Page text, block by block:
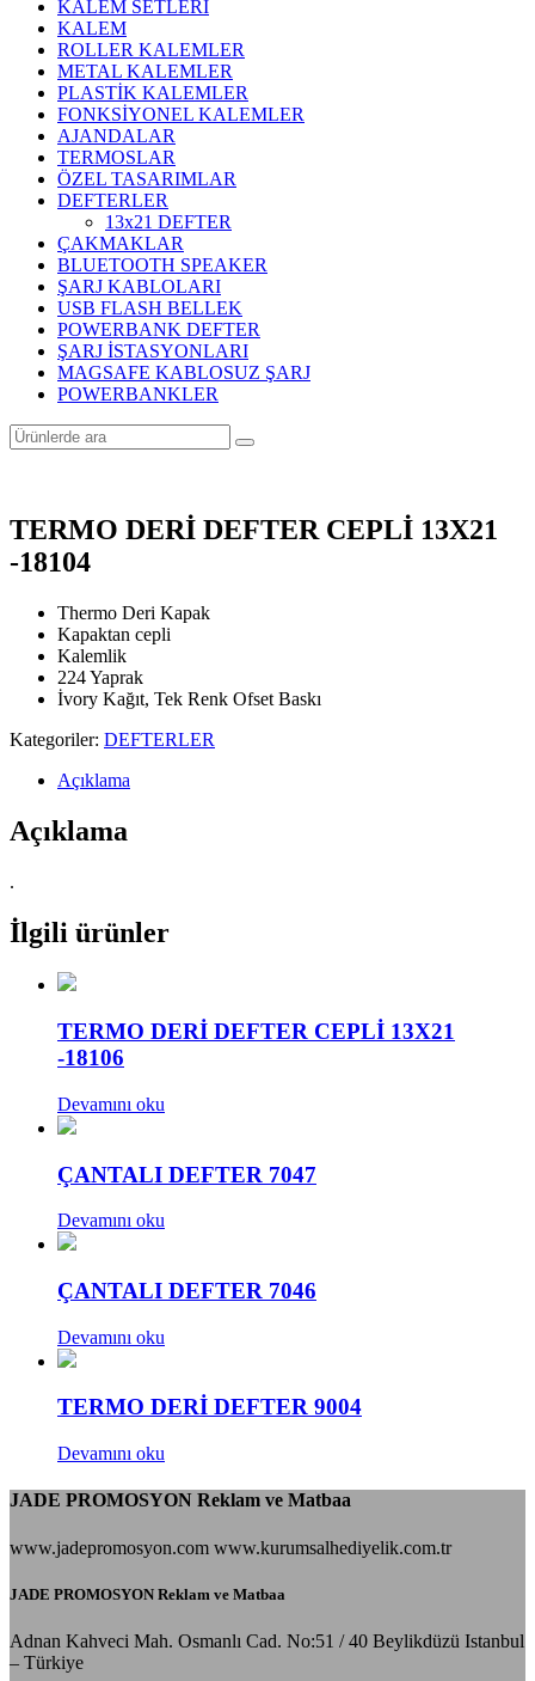
KALEM SETLERİ
KALEM
ROLLER KALEMLER
METAL KALEMLER
PLASTİK KALEMLER
FONKSİYONEL KALEMLER
AJANDALAR
TERMOSLAR
ÖZEL TASARIMLAR
DEFTERLER
13x21 DEFTER
ÇAKMAKLAR
BLUETOOTH SPEAKER
ŞARJ KABLOLARI
USB FLASH BELLEK
POWERBANK DEFTER
ŞARJ İSTASYONLARI
MAGSAFE KABLOSUZ ŞARJ
POWERBANKLER
TERMO DERİ DEFTER CEPLİ 13X21
-18104
Thermo Deri Kapak
Kapaktan cepli
Kalemlik
224 Yaprak
İvory Kağıt, Tek Renk Ofset Baskı
Kategoriler: DEFTERLER
Açıklama
Açıklama
.
İlgili ürünler
TERMO DERİ DEFTER CEPLİ 13X21
-18106
Devamını oku
ÇANTALI DEFTER 7047
Devamını oku
ÇANTALI DEFTER 7046
Devamını oku
TERMO DERİ DEFTER 9004
Devamını oku
JADE PROMOSYON Reklam ve Matbaa
www.jadepromosyon.com www.kurumsalhediyelik.com.tr
JADE PROMOSYON Reklam ve Matbaa
Adnan Kahveci Mah. Osmanlı Cad. No:51 / 40 Beylikdüzü Istanbul
– Türkiye